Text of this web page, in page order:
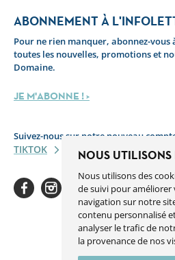
NOUS UTILISONS
Nous utilisons des
de suivi pour améliorer
navigation sur notre
contenu personnalisé
analyser le trafic de
la provenance de nos
ABONNEMENT À
Pour ne rien manquer, abonnez-vous
toutes les nouvelles, promotions et
Domaine.
JE M'ABONNE ! >
Suivez-nous sur notre nouveau
TIKTOK
InstagramYoutubeLinkedinSpotify